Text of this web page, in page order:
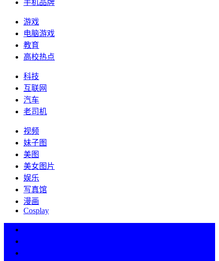
手机品牌
游戏
电脑游戏
教育
高校热点
科技
互联网
汽车
老司机
视频
妹子图
美图
美女图片
娱乐
写真馆
漫画
Cosplay